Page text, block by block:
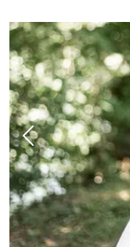
Vorheriges Bild